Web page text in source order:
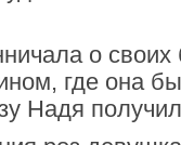
о
где она
Надя